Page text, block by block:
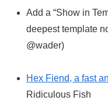
Add a “Show in
deepest template
@wader)
Hex Fiend, a fast
Ridiculous Fish